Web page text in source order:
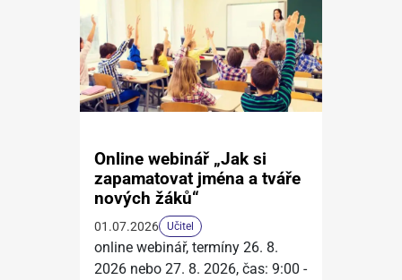
Online webinář „Jak si
zapamatovat jména a tváře
nových žáků“
01.07.2026 Učitel
online webinář, termíny 26. 8.
2026 nebo 27. 8. 2026, čas: 9:00 -